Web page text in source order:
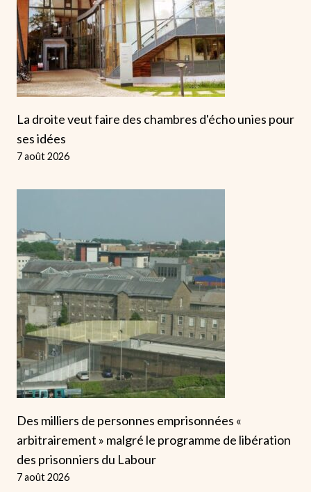
La droite veut faire des chambres d'écho unies pour
ses idées
7 août 2026
Des milliers de personnes emprisonnées «
arbitrairement » malgré le programme de libération
des prisonniers du Labour
7 août 2026